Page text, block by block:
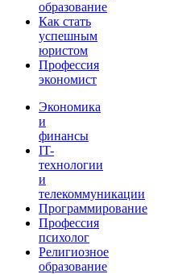
образование
Как стать
успешным
юристом
Профессия
экономист
Экономика
и
финансы
IT-
технологии
и
телекоммуникации
Программирование
Профессия
психолог
Религиозное
образование